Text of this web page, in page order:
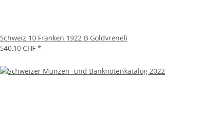
Schweiz 10 Franken 1922 B Goldvreneli
540,10 CHF *